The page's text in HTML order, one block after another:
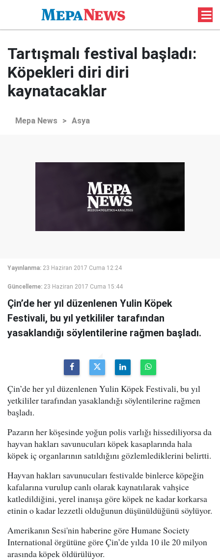
Tartışmalı festival başladı:
Köpekleri diri diri
kaynatacaklar
Mepa News > Asya
Yayınlanma: 23 Haziran 2017 Cuma 12:24
Güncelleme: 23 Haziran 2017 Cuma 15:44
Çin’de her yıl düzenlenen Yulin Köpek
Festivali, bu yıl yetkililer tarafından
yasaklandığı söylentilerine rağmen başladı.
Çin’de her yıl düzenlenen Yulin Köpek Festivali, bu yıl
yetkililer tarafından yasaklandığı söylentilerine rağmen
başladı.
Pazarın her köşesinde yoğun polis varlığı hissediliyorsa da
hayvan hakları savunucuları köpek kasaplarında hala
köpek iç organlarının satıldığını gözlemlediklerini belirtti.
Hayvan hakları savunucuları festivalde binlerce köpeğin
kafalarına vurulup canlı olarak kaynatılarak vahşice
katledildiğini, yerel inanışa göre köpek ne kadar korkarsa
etinin o kadar lezzetli olduğunun düşünüldüğünü söylüyor.
Amerikanın Sesi'nin haberine göre Humane Society
International örgütüne göre Çin’de yılda 10 ile 20 milyon
arasında köpek öldürülüyor.